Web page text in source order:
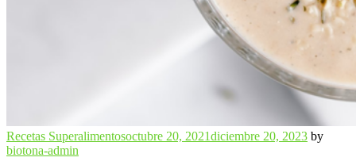
Categories
Recetas Superalimentosoctubre 20, 2021diciembre 20, 2023 by
biotona-admin